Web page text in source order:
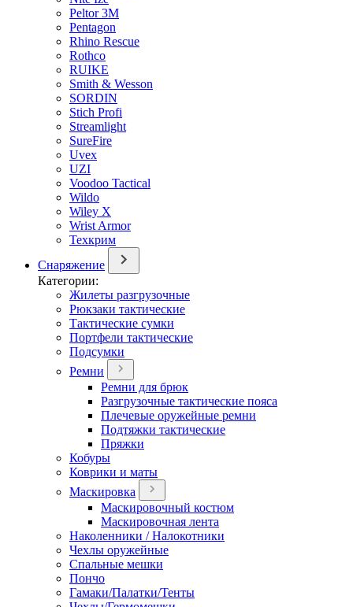
Peltor 3M
Pentagon
Rhino Rescue
Rothco
RUIKE
Smith & Wesson
SORDIN
Stich Profi
Streamlight
SureFire
Uvex
UZI
Voodoo Tactical
Wildo
Wiley X
Wrist Armor
Техкрим
Снаряжение
Категории:
Жилеты разгрузочные
Рюкзаки тактические
Тактические сумки
Портфели тактические
Подсумки
Ремни
Ремни для брюк
Разгрузочные тактические пояса
Плечевые оружейные ремни
Подтяжки тактические
Пряжки
Кобуры
Коврики и маты
Маскировка
Маскировочный костюм
Маскировочная лента
Наколенники / Налокотники
Чехлы оружейные
Спальные мешки
Пончо
Гамаки/Палатки/Тенты